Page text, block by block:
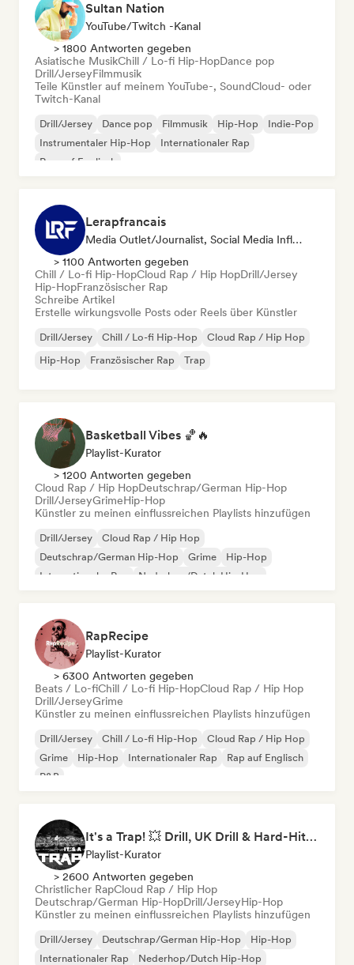
Sultan Nation
YouTube/Twitch -Kanal
> 1800 Antworten gegeben
Asiatische MusikChill / Lo-fi Hip-HopDance pop
Drill/JerseyFilmmusik
Teile Künstler auf meinem YouTube-, SoundCloud- oder
Twitch-Kanal
Drill/Jersey Dance pop Filmmusik Hip-Hop
Indie-Pop
Instrumentaler Hip-Hop
Internationaler Rap
Rap auf Englisch
Lerapfrancais
Media Outlet/Journalist, Social Media Influencer
> 1100 Antworten gegeben
Chill / Lo-fi Hip-HopCloud Rap / Hip HopDrill/Jersey
Hip-HopFranzösischer Rap
Schreibe Artikel
Erstelle wirkungsvolle Posts oder Reels über Künstler
Drill/Jersey Chill / Lo-fi Hip-Hop
Cloud Rap / Hip Hop
Hip-Hop
Französischer Rap Trap
Basketball Vibes 🏀🔥
Playlist-Kurator
> 1200 Antworten gegeben
Cloud Rap / Hip HopDeutschrap/German Hip-Hop
Drill/JerseyGrimeHip-Hop
Künstler zu meinen einflussreichen Playlists hinzufügen
Drill/Jersey
Cloud Rap / Hip Hop
Deutschrap/German Hip-Hop
Grime
Hip-Hop
Internationaler Rap
Nederhop/Dutch Hip-Hop
RapRecipe
Playlist-Kurator
> 6300 Antworten gegeben
Beats / Lo-fiChill / Lo-fi Hip-HopCloud Rap / Hip Hop
Drill/JerseyGrime
Künstler zu meinen einflussreichen Playlists hinzufügen
Drill/Jersey Chill / Lo-fi Hip-Hop
Cloud Rap / Hip Hop
Grime
Hip-Hop Internationaler Rap
Rap auf Englisch
R&B
It's a Trap! 💥 Drill, UK Drill & Hard-Hitting Trap
Playlist-Kurator
> 2600 Antworten gegeben
Christlicher RapCloud Rap / Hip Hop
Deutschrap/German Hip-HopDrill/JerseyHip-Hop
Künstler zu meinen einflussreichen Playlists hinzufügen
Drill/Jersey Deutschrap/German Hip-Hop
Hip-Hop
Internationaler Rap
Nederhop/Dutch Hip-Hop